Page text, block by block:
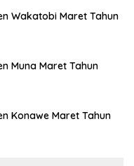
Wakatobi Maret Tahun
Muna Maret Tahun
Konawe Maret Tahun